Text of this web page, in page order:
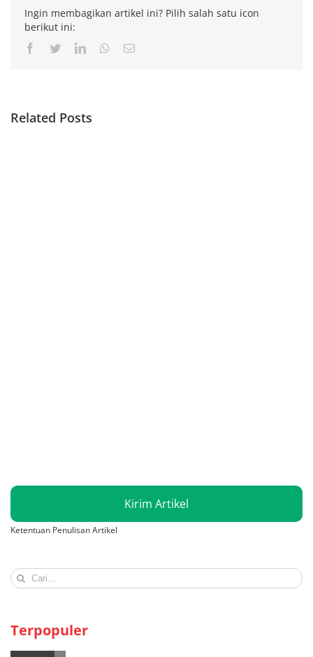
Ingin membagikan artikel ini? Pilih salah satu icon
berikut ini:
Facebook
TwitterLinkedInWhatsapp
Email
Related Posts
Kirim Artikel
Ketentuan Penulisan Artikel
Search
for:
Terpopuler